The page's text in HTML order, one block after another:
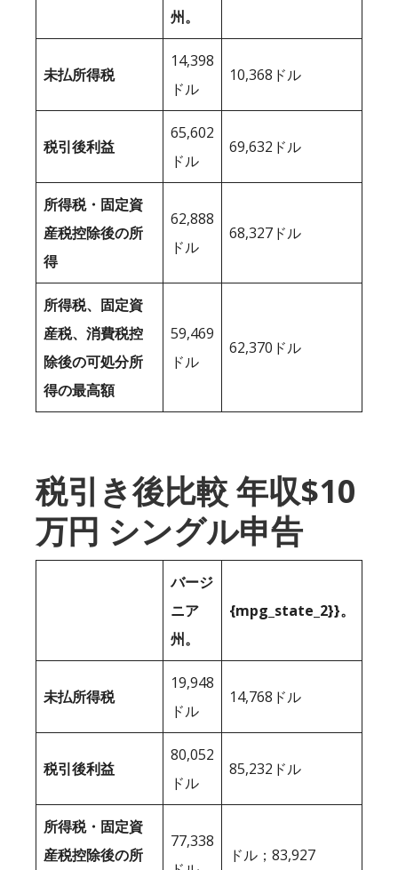
州。
未払所得税
14,398
ドル
10,368ドル
税引後利益
65,602
ドル
69,632ドル
所得税・固定資
産税控除後の所
得
62,888
ドル
68,327ドル
所得税、固定資
産税、消費税控
除後の可処分所
得の最高額
59,469
ドル
62,370ドル
税引き後比較 年収$10
万円 シングル申告
バージ
ニア
州。
{mpg_state_2}}。
未払所得税
19,948
ドル
14,768ドル
税引後利益
80,052
ドル
85,232ドル
所得税・固定資
産税控除後の所
77,338
ドル；83,927